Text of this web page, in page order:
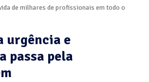
de milhares de profissionais em todo o
urgência e
passa pela